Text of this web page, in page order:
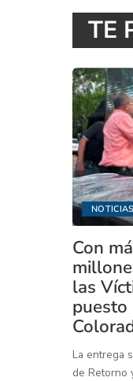
TE
NOTICIAS
Con
las
puesto
La entrega
de Retorno